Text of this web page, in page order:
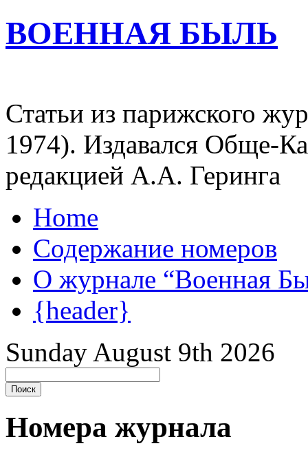
ВОЕННАЯ БЫЛЬ
Статьи из парижского
1974). Издавался Обще-
редакцией А.А. Геринга
Home
Содержание номеров
О журнале “Военная
{header}
Sunday August 9th 2026
Номера журнала